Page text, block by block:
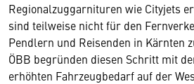
Regionalzuggarnituren wie Cityjets
sind teilweise nicht für den
Pendlern und Reisenden in Kärnten
ÖBB begründen diesen Schritt mit
erhöhten Fahrzeugbedarf auf der